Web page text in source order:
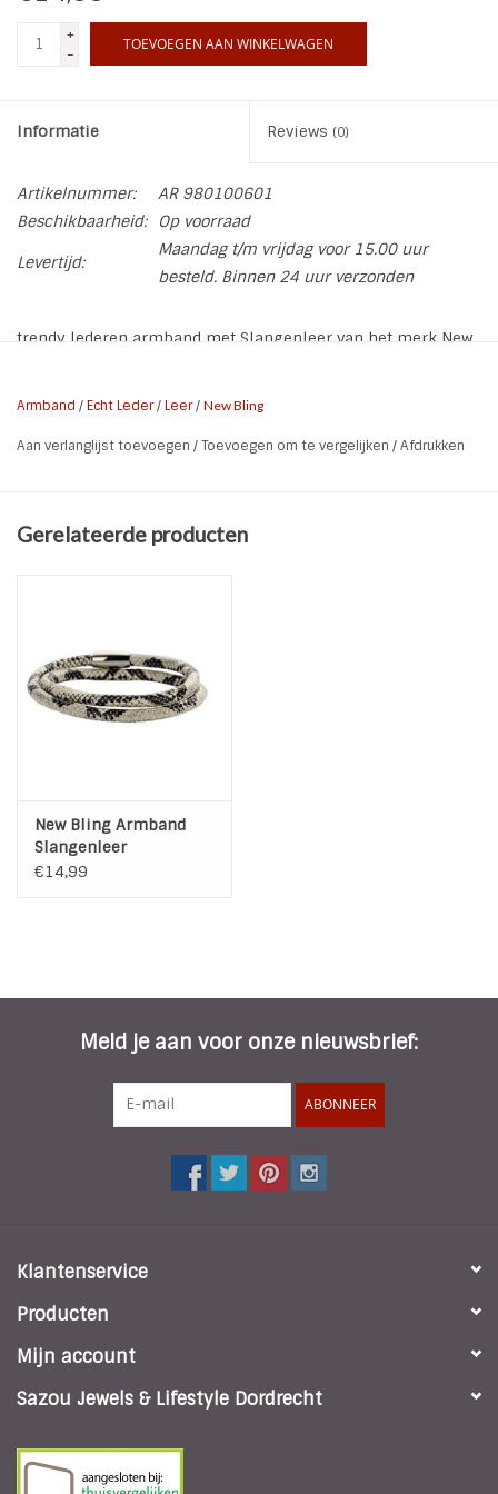
INSPIRATIE
+
-
TOEVOEGEN AAN WINKELWAGEN
Informatie Reviews (0)
Artikelnummer:
AR 980100601
Beschikbaarheid:
Op voorraad
Levertijd:
Maandag t/m vrijdag voor 15.00 uur
besteld. Binnen 24 uur verzonden
trendy lederen armband met Slangenleer van het merk New
Materiaal: leer - Stainless Steel
Lengte: 41 cm
Armband /Echt Leder/Leer/ New Bling
Aan verlanglijst toevoegen /Toevoegen om te vergelijken /Afdrukken
Gerelateerde producten
New Bling Armband
Slangenleer
€14,99
Meld je aan voor onze nieuwsbrief:
ABONNEER
Klantenservice
Producten
Mijn account
Sazou Jewels & Lifestyle Dordrecht